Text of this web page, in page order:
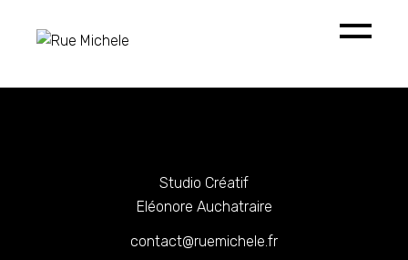
content
Studio Créatif
Eléonore Auchatraire
contact@ruemichele.fr